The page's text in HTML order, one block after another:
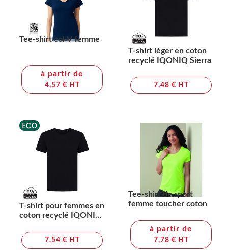
Tee-shirt col V femme
à partir de
4,57 € HT
T-shirt léger en coton
recyclé IQONIQ Sierra
7,48 € HT
T-shirt pour femmes en
coton recyclé IQONIQ
7,54 € HT
Tee-shirt de sport
femme toucher coton
à partir de
7,78 € HT